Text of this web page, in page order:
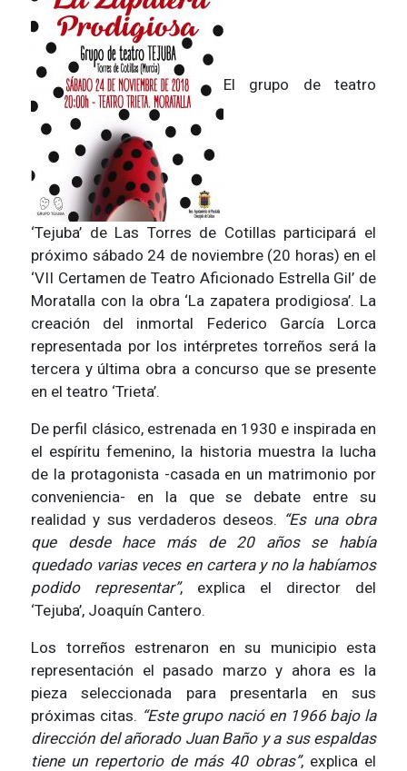
El grupo de teatro
‘Tejuba’ de Las Torres de Cotillas participará el
próximo sábado 24 de noviembre (20 horas) en el
‘VII Certamen de Teatro Aficionado Estrella Gil’ de
Moratalla con la obra ‘La zapatera prodigiosa’. La
creación del inmortal Federico García Lorca
representada por los intérpretes torreños será la
tercera y última obra a concurso que se presente
en el teatro ‘Trieta’.
De perfil clásico, estrenada en 1930 e inspirada en
el espíritu femenino, la historia muestra la lucha
de la protagonista -casada en un matrimonio por
conveniencia- en la que se debate entre su
realidad y sus verdaderos deseos. “Es una obra
que desde hace más de 20 años se había
quedado varias veces en cartera y no la habíamos
podido representar”, explica el director del
‘Tejuba’, Joaquín Cantero.
Los torreños estrenaron en su municipio esta
representación el pasado marzo y ahora es la
pieza seleccionada para presentarla en sus
próximas citas. “Este grupo nació en 1966 bajo la
dirección del añorado Juan Baño y a sus espaldas
tiene un repertorio de más 40 obras”, explica el